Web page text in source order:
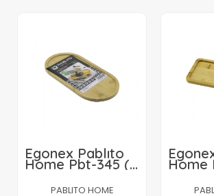
Egonex Pablıto
Home Pbt-345 (
Oval ) Ahşap
Bambu Yağdanık
PABLITO HOME
Home
2